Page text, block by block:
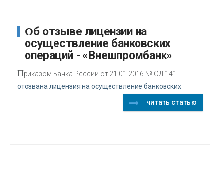
Об отзыве лицензии на
осуществление банковских
операций - «Внешпромбанк»
Приказом Банка России от 21.01.2016 № ОД-141
отозвана лицензия на осуществление банковских
читать статью